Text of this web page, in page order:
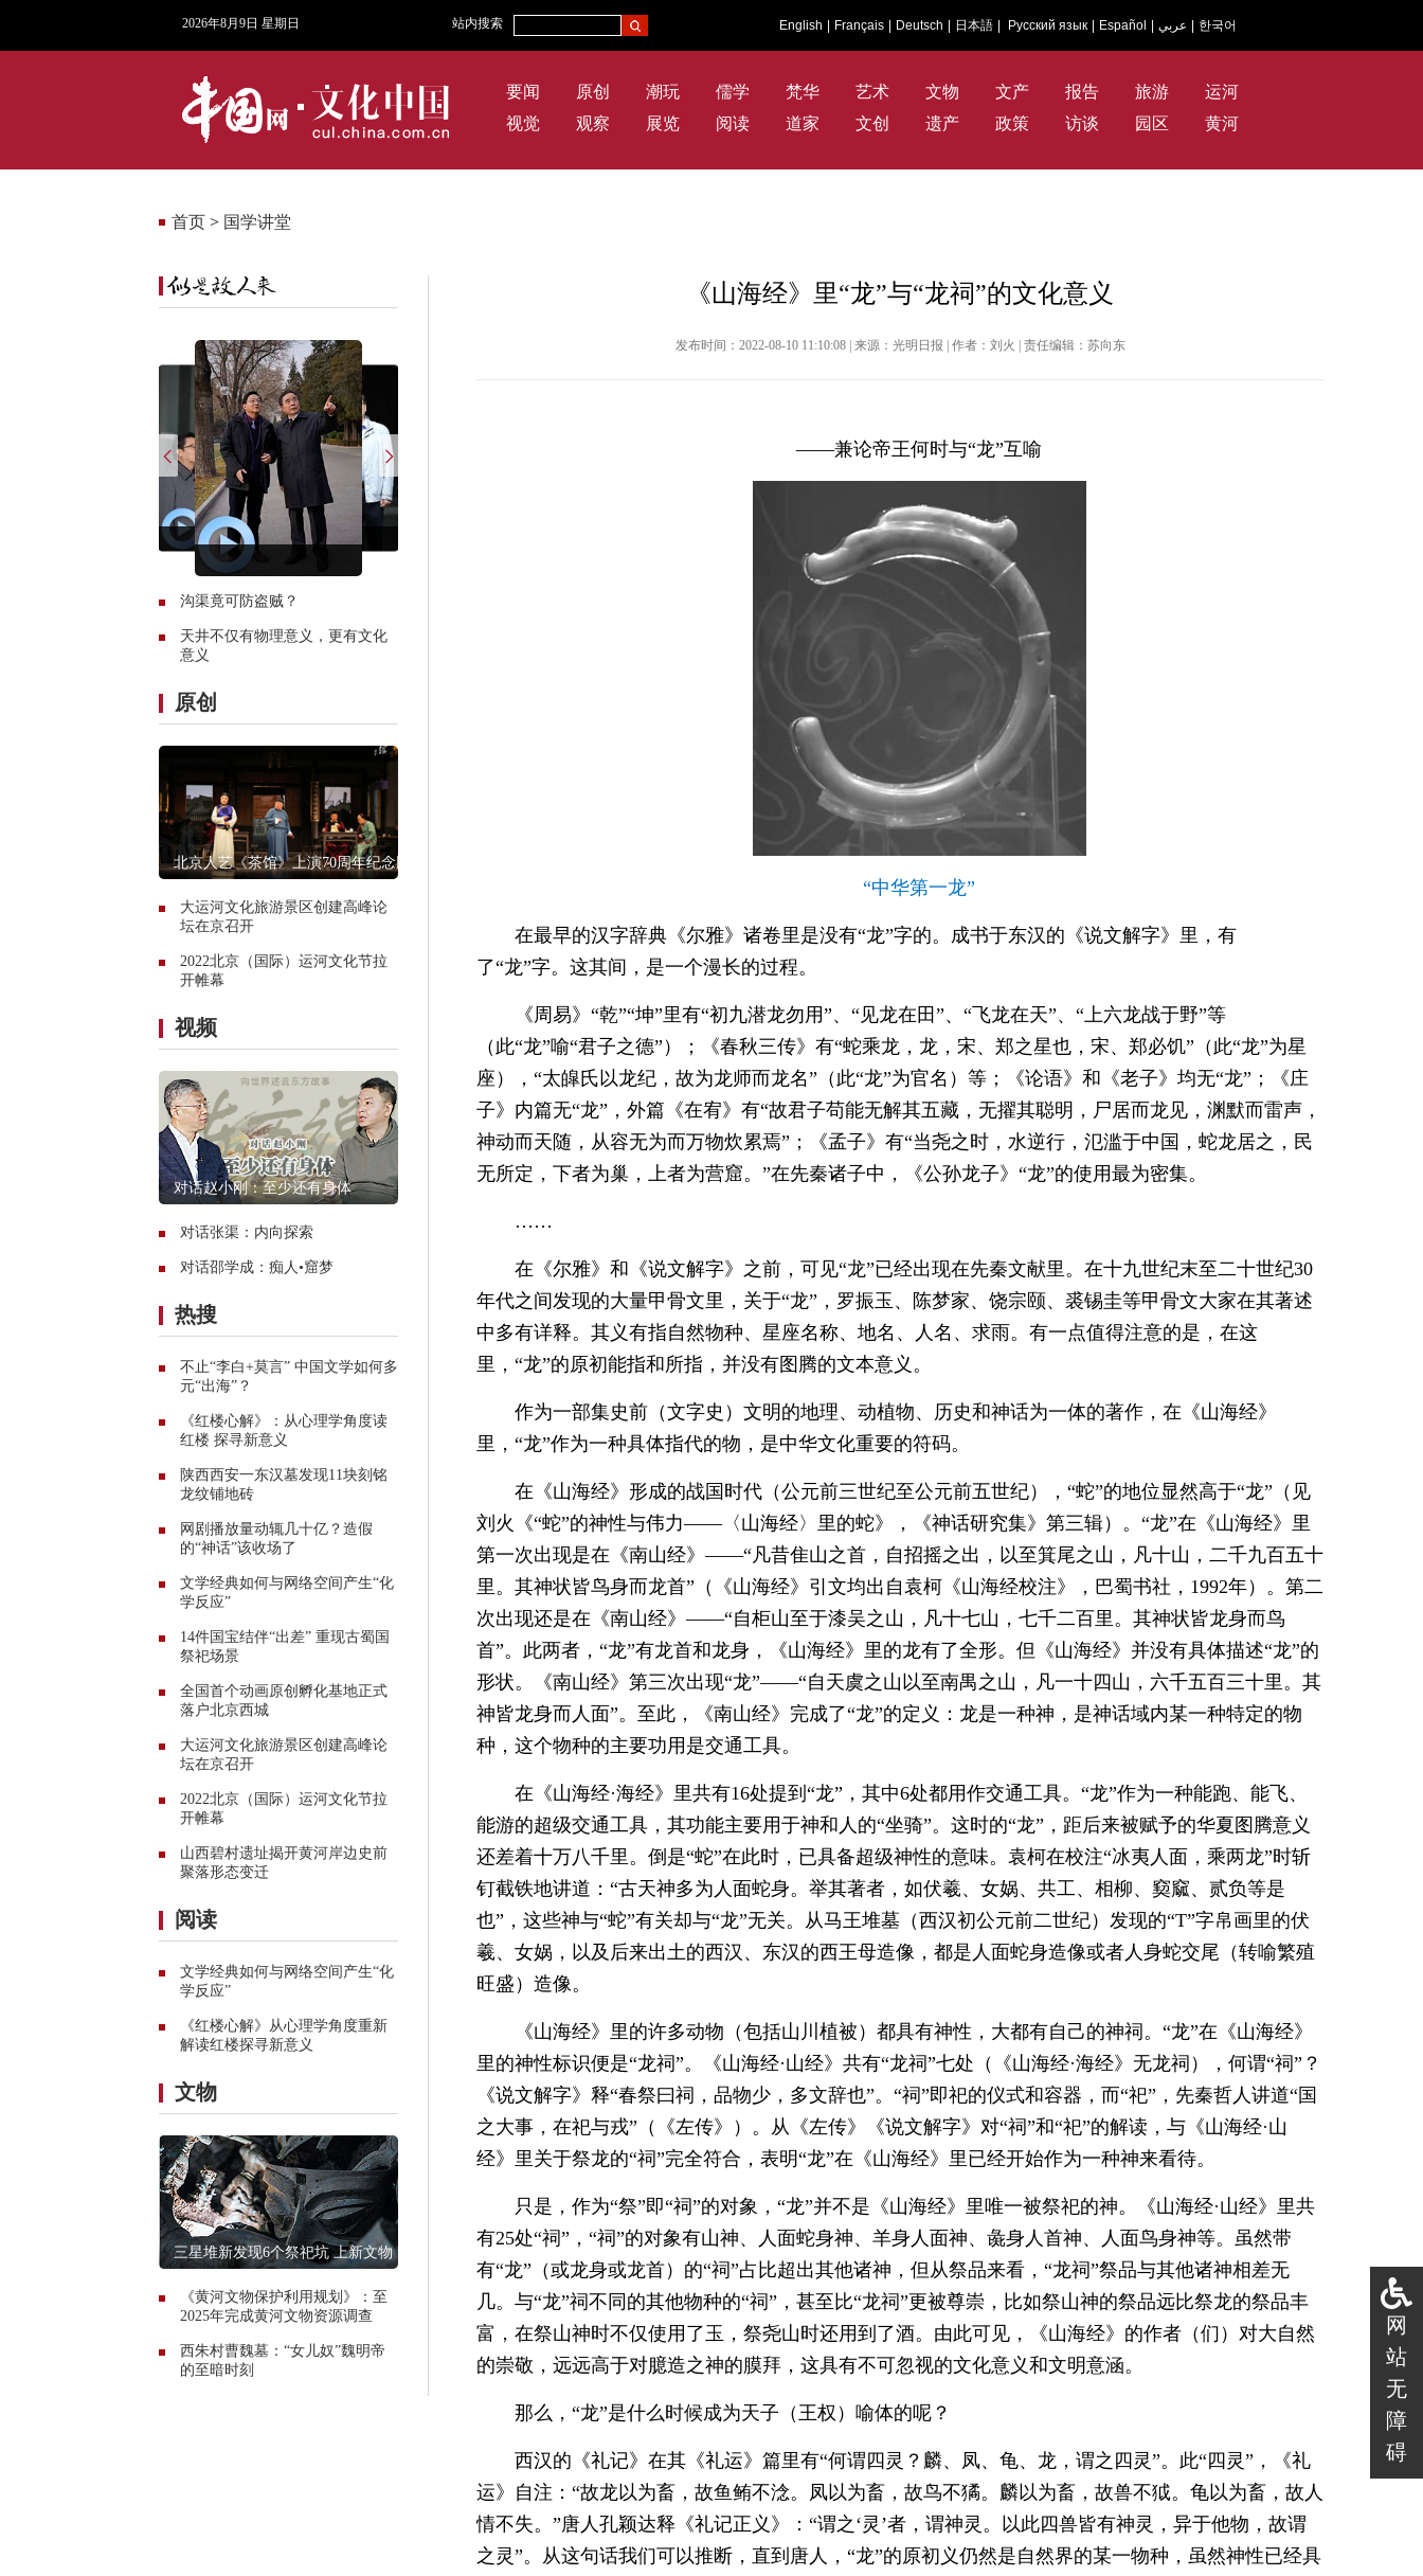
网
站
无
障
碍
2026年8月9日 星期日 站内搜索 English Français Deutsch 日本語 Русский язык Español عربي 한국어
要闻 原创 潮玩 儒学 梵华 艺术 文物 文产 报告 旅游
运河
视觉
观察 展览 阅读 道家 文创 遗产 政策 访谈 园区 黄河
首页 > 国学讲堂
沟渠竟可防盗贼？
天井不仅有物理意义，更有文化
意义
原创
北京人艺《茶馆》上演70周年纪念版
大运河文化旅游景区创建高峰论
坛在京召开
2022北京（国际）运河文化节拉
开帷幕
视频
对话赵小刚：至少还有身体
对话张渠：内向探索
对话邵学成：痴人•窟梦
热搜
不止“李白+莫言” 中国文学如何多
元“出海”？
《红楼心解》：从心理学角度读
红楼 探寻新意义
陕西西安一东汉墓发现11块刻铭
龙纹铺地砖
网剧播放量动辄几十亿？造假
的“神话”该收场了
文学经典如何与网络空间产生“化
学反应”
14件国宝结伴“出差” 重现古蜀国
祭祀场景
全国首个动画原创孵化基地正式
落户北京西城
大运河文化旅游景区创建高峰论
坛在京召开
2022北京（国际）运河文化节拉
开帷幕
山西碧村遗址揭开黄河岸边史前
聚落形态变迁
阅读
文学经典如何与网络空间产生“化
学反应”
《红楼心解》从心理学角度重新
解读红楼探寻新意义
文物
三星堆新发现6个祭祀坑 上新文物
《黄河文物保护利用规划》：至
2025年完成黄河文物资源调查
西朱村曹魏墓：“女儿奴”魏明帝
的至暗时刻
《山海经》里“龙”与“龙祠”的文化意义
发布时间：2022-08-10 11:10:08 | 来源：光明日报 | 作者：刘火 | 责任编辑：苏向东
——兼论帝王何时与“龙”互喻
“中华第一龙”
在最早的汉字辞典《尔雅》诸卷里是没有“龙”字的。成书于东汉的《说文解字》里，有
了“龙”字。这其间，是一个漫长的过程。
《周易》“乾”“坤”里有“初九潜龙勿用”、“见龙在田”、“飞龙在天”、“上六龙战于野”等
（此“龙”喻“君子之德”）；《春秋三传》有“蛇乘龙，龙，宋、郑之星也，宋、郑必饥”（此“龙”为星
座），“太皡氏以龙纪，故为龙师而龙名”（此“龙”为官名）等；《论语》和《老子》均无“龙”；《庄
子》内篇无“龙”，外篇《在宥》有“故君子苟能无解其五藏，无擢其聪明，尸居而龙见，渊默而雷声，
神动而天随，从容无为而万物炊累焉”；《孟子》有“当尧之时，水逆行，氾滥于中国，蛇龙居之，民
无所定，下者为巢，上者为营窟。”在先秦诸子中，《公孙龙子》“龙”的使用最为密集。
……
在《尔雅》和《说文解字》之前，可见“龙”已经出现在先秦文献里。在十九世纪末至二十世纪30
年代之间发现的大量甲骨文里，关于“龙”，罗振玉、陈梦家、饶宗颐、裘锡圭等甲骨文大家在其著述
中多有详释。其义有指自然物种、星座名称、地名、人名、求雨。有一点值得注意的是，在这
里，“龙”的原初能指和所指，并没有图腾的文本意义。
作为一部集史前（文字史）文明的地理、动植物、历史和神话为一体的著作，在《山海经》
里，“龙”作为一种具体指代的物，是中华文化重要的符码。
在《山海经》形成的战国时代（公元前三世纪至公元前五世纪），“蛇”的地位显然高于“龙”（见
刘火《“蛇”的神性与伟力——〈山海经〉里的蛇》，《神话研究集》第三辑）。“龙”在《山海经》里
第一次出现是在《南山经》——“凡昔隹山之首，自招摇之出，以至箕尾之山，凡十山，二千九百五十
里。其神状皆鸟身而龙首”（《山海经》引文均出自袁柯《山海经校注》，巴蜀书社，1992年）。第二
次出现还是在《南山经》——“自柜山至于漆吴之山，凡十七山，七千二百里。其神状皆龙身而鸟
首”。此两者，“龙”有龙首和龙身，《山海经》里的龙有了全形。但《山海经》并没有具体描述“龙”的
形状。《南山经》第三次出现“龙”——“自天虞之山以至南禺之山，凡一十四山，六千五百三十里。其
神皆龙身而人面”。至此，《南山经》完成了“龙”的定义：龙是一种神，是神话域内某一种特定的物
种，这个物种的主要功用是交通工具。
在《山海经·海经》里共有16处提到“龙”，其中6处都用作交通工具。“龙”作为一种能跑、能飞、
能游的超级交通工具，其功能主要用于神和人的“坐骑”。这时的“龙”，距后来被赋予的华夏图腾意义
还差着十万八千里。倒是“蛇”在此时，已具备超级神性的意味。袁柯在校注“冰夷人面，乘两龙”时斩
钉截铁地讲道：“古天神多为人面蛇身。举其著者，如伏羲、女娲、共工、相柳、窫窳、贰负等是
也”，这些神与“蛇”有关却与“龙”无关。从马王堆墓（西汉初公元前二世纪）发现的“T”字帛画里的伏
羲、女娲，以及后来出土的西汉、东汉的西王母造像，都是人面蛇身造像或者人身蛇交尾（转喻繁殖
旺盛）造像。
《山海经》里的许多动物（包括山川植被）都具有神性，大都有自己的神祠。“龙”在《山海经》
里的神性标识便是“龙祠”。《山海经·山经》共有“龙祠”七处（《山海经·海经》无龙祠），何谓“祠”？
《说文解字》释“春祭曰祠，品物少，多文辞也”。“祠”即祀的仪式和容器，而“祀”，先秦哲人讲道“国
之大事，在祀与戎”（《左传》）。从《左传》《说文解字》对“祠”和“祀”的解读，与《山海经·山
经》里关于祭龙的“祠”完全符合，表明“龙”在《山海经》里已经开始作为一种神来看待。
只是，作为“祭”即“祠”的对象，“龙”并不是《山海经》里唯一被祭祀的神。《山海经·山经》里共
有25处“祠”，“祠”的对象有山神、人面蛇身神、羊身人面神、彘身人首神、人面鸟身神等。虽然带
有“龙”（或龙身或龙首）的“祠”占比超出其他诸神，但从祭品来看，“龙祠”祭品与其他诸神相差无
几。与“龙”祠不同的其他物种的“祠”，甚至比“龙祠”更被尊崇，比如祭山神的祭品远比祭龙的祭品丰
富，在祭山神时不仅使用了玉，祭尧山时还用到了酒。由此可见，《山海经》的作者（们）对大自然
的崇敬，远远高于对臆造之神的膜拜，这具有不可忽视的文化意义和文明意涵。
那么，“龙”是什么时候成为天子（王权）喻体的呢？
西汉的《礼记》在其《礼运》篇里有“何谓四灵？麟、凤、龟、龙，谓之四灵”。此“四灵”，《礼
运》自注：“故龙以为畜，故鱼鲔不淰。凤以为畜，故鸟不獝。麟以为畜，故兽不狘。龟以为畜，故人
情不失。”唐人孔颖达释《礼记正义》：“谓之‘灵’者，谓神灵。以此四兽皆有神灵，异于他物，故谓
之灵”。从这句话我们可以推断，直到唐人，“龙”的原初义仍然是自然界的某一物种，虽然神性已经具